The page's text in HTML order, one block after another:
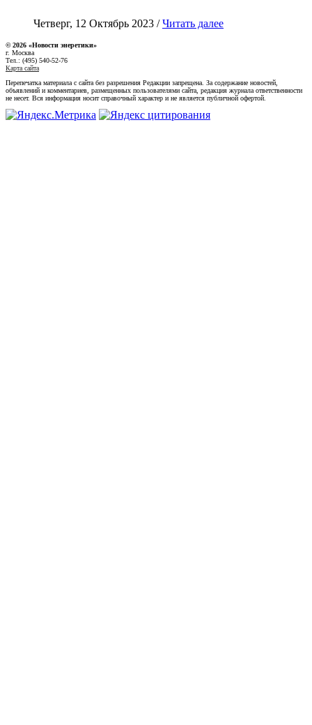
Четверг, 12 Октябрь 2023 /Читать далее
© 2026 «Новости энеретики»
г. Москва
Тел.: (495) 540-52-76
Карта сайта
Перепечатка материала с сайта без разрешения Редакции запрещена. За содержание новостей,
объявлений и комментариев, размещенных пользователями сайта, редакция журнала ответственности
не несет. Вся информация носит справочный характер и не является публичной офертой.